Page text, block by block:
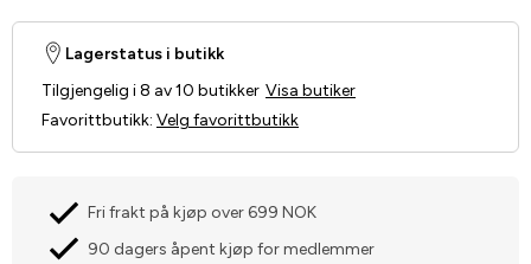
Lagerstatus i butikk
Tilgjengelig i 8 av 10 butikker Visa butiker
Favorittbutikk: Velg favorittbutikk
Fri frakt på kjøp over 699 NOK
90 dagers åpent kjøp for medlemmer